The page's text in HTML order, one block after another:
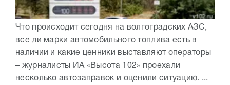
Что происходит сегодня на волгоградских АЗС,
все ли марки автомобильного топлива есть в
наличии и какие ценники выставляют операторы
– журналисты ИА «Высота 102» проехали
несколько автозаправок и оценили ситуацию. ...